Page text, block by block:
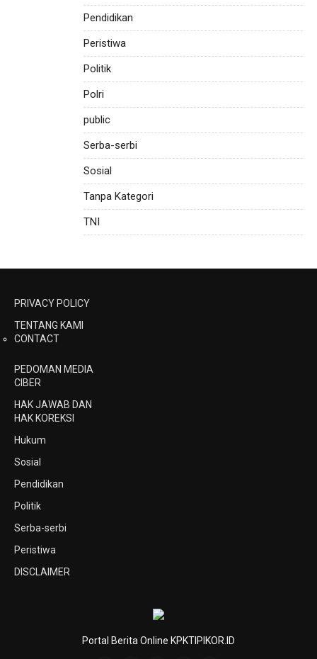
Pendidikan
Peristiwa
Politik
Polri
public
Serba-serbi
Sosial
Tanpa Kategori
TNI
PRIVACY POLICY
TENTANG KAMI
CONTACT
PEDOMAN MEDIA
CIBER
HAK JAWAB DAN
HAK KOREKSI
Hukum
Sosial
Pendidikan
Politik
Serba-serbi
Peristiwa
DISCLAIMER
Portal Berita Online KPKTIPIKOR.ID